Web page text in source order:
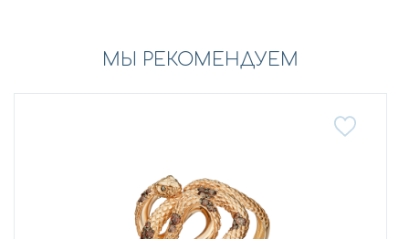
МЫ РЕКОМЕНДУЕМ